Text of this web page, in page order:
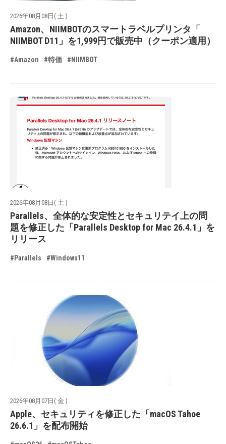
2026年08月08日( 土 )
Amazon、NIIMBOTのスマートラベルプリンタ「
NIIMBOT D11」を1,999円で販売中（クーポン適用）
#Amazon #特価 #NIIMBOT
2026年08月08日( 土 )
Parallels、全体的な安定性とセキュリテイ上の問
題を修正した「Parallels Desktop for Mac 26.4.1」を
リリース
#Parallels #Windows11
2026年08月07日( 金 )
Apple、セキュリティを修正した「macOS Tahoe
26.6.1」を配布開始